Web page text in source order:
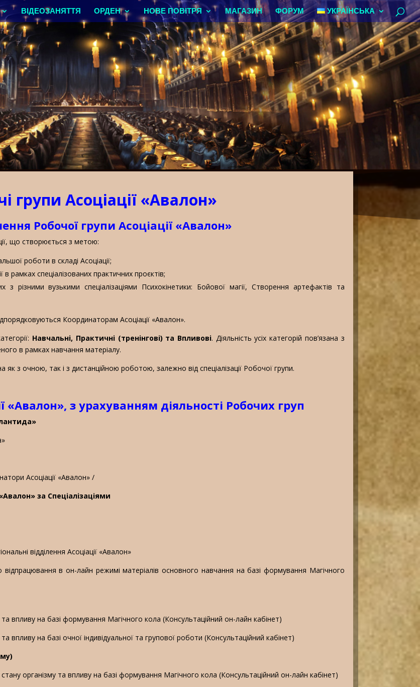
ВІДЕОЗАНЯТТЯ ОРДЕН НОВЕ ПОВІТРЯ МАГАЗИН ФОРУМ УКРАЇНСЬКА
групи Асоціації «Авалон»
Робочої групи Асоціації «Авалон»
що створюється з метою:
роботи в складі Асоціації;
в рамках спеціалізованих практичних проєктів;
з різними вузькими спеціалізаціями Психокінетики: Бойової магії, Створення артефактів та
Координаторам Асоціації «Авалон».
Навчальні, Практичні (тренінгові) та Впливові. Діяльність усіх категорій пов’язана з
в рамках навчання матеріалу.
як з очною, так і з дистанційною роботою, залежно від спеціалізації Робочої групи.
«Авалон», з урахуванням діяльності Робочих груп
Асоціації «Авалон» /
за Спеціалізаціями
відділення Асоціації «Авалон»
відпрацювання в он-лайн режимі матеріалів основного навчання на базі формування Магічного
та впливу на базі формування Магічного кола (Консультаційний он-лайн кабінет)
впливу на базі очної індивідуальної та групової роботи (Консультаційний кабінет)
стану організму та впливу на базі формування Магічного кола (Консультаційний он-лайн кабінет)